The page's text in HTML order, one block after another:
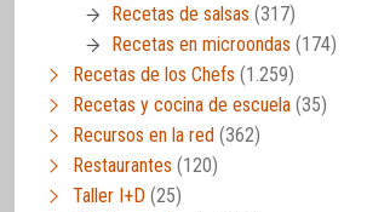
Recetas de salsas (317)
Recetas en microondas (174)
Recetas de los Chefs (1.259)
Recetas y cocina de escuela (35)
Recursos en la red (362)
Restaurantes (120)
Taller I+D (25)